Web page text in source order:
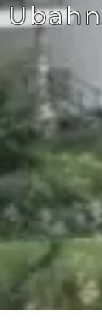
Ubahn